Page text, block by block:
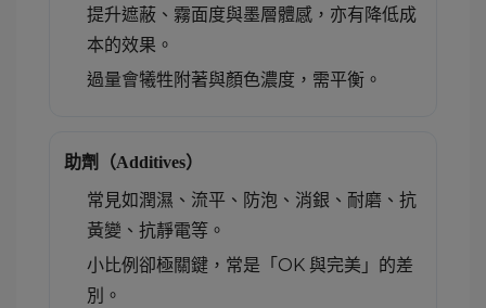
提升遮蔽、霧面度與墨層體感，亦有降低成
本的效果。
過量會犧牲附著與顏色濃度，需平衡。
助劑（Additives）
常見如潤濕、流平、防泡、消銀、耐磨、抗
黃變、抗靜電等。
小比例卻極關鍵，常是「OK 與完美」的差
別。